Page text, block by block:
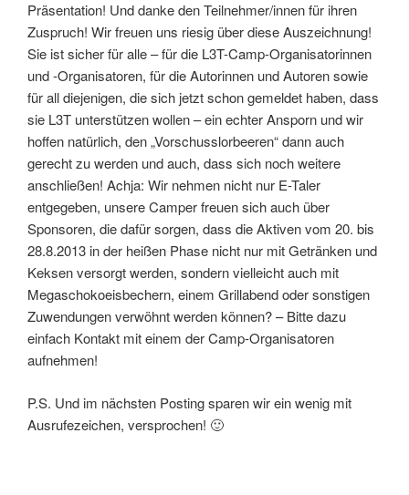
Präsentation! Und danke den Teilnehmer/innen für ihren
Zuspruch! Wir freuen uns riesig über diese Auszeichnung!
Sie ist sicher für alle – für die L3T-Camp-Organisatorinnen
und -Organisatoren, für die Autorinnen und Autoren sowie
für all diejenigen, die sich jetzt schon gemeldet haben, dass
sie L3T unterstützen wollen – ein echter Ansporn und wir
hoffen natürlich, den „Vorschusslorbeeren“ dann auch
gerecht zu werden und auch, dass sich noch weitere
anschließen! Achja: Wir nehmen nicht nur E-Taler
entgegeben, unsere Camper freuen sich auch über
Sponsoren, die dafür sorgen, dass die Aktiven vom 20. bis
28.8.2013 in der heißen Phase nicht nur mit Getränken und
Keksen versorgt werden, sondern vielleicht auch mit
Megaschokoeisbechern, einem Grillabend oder sonstigen
Zuwendungen verwöhnt werden können? – Bitte dazu
einfach Kontakt mit einem der Camp-Organisatoren
aufnehmen!
P.S. Und im nächsten Posting sparen wir ein wenig mit
Ausrufezeichen, versprochen! 🙂